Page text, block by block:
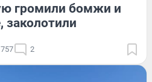
громили бомжи и
заколотили
2